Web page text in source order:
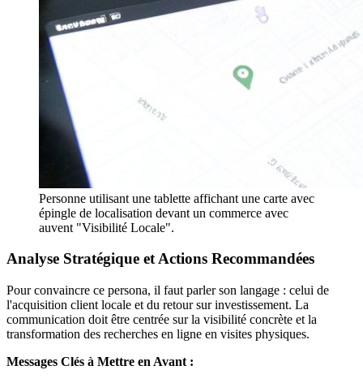
Personne utilisant une tablette affichant une carte avec
épingle de localisation devant un commerce avec
auvent "Visibilité Locale".
Analyse Stratégique et Actions Recommandées
Pour convaincre ce persona, il faut parler son langage : celui de
l'acquisition client locale et du retour sur investissement. La
communication doit être centrée sur la visibilité concrète et la
transformation des recherches en ligne en visites physiques.
Messages Clés à Mettre en Avant :